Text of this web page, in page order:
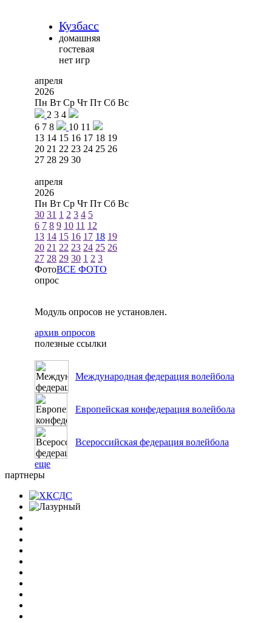
Кузбасс
домашняя
гостевая
нет игр
апреля
2026
Пн Вт Ср Чт Пт Сб Вс
2 3 4
6 7 8 10 11
13 14 15 16 17 18 19
20 21 22 23 24 25 26
27 28 29 30
апреля
2026
Пн Вт Ср Чт Пт Сб Вс
30 31 1 2 3 4 5
6 7 8 9 10 11 12
13 14 15 16 17 18 19
20 21 22 23 24 25 26
27 28 29 30 1 2 3
ФотоВСЕ ФОТО
опрос
Модуль опросов не установлен.
архив опросов
полезные ссылки
Международная федерация волейбола
Европейская конфедерация волейбола
Всероссийская федерация волейбола
еще
партнеры